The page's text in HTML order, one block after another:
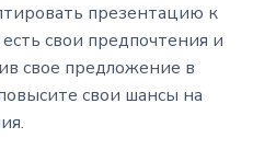
презентацию к
свои предпочтения и
свое предложение в
свои шансы на